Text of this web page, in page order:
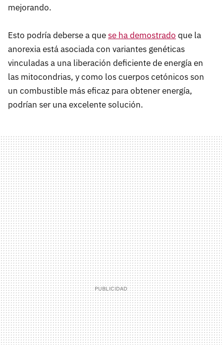
mejorando.
Esto podría deberse a quese ha demostrado que la
anorexia está asociada con variantes genéticas
vinculadas a una liberación deficiente de energía en
las mitocondrias, y como los cuerpos cetónicos son
un combustible más eficaz para obtener energía,
podrían ser una excelente solución.